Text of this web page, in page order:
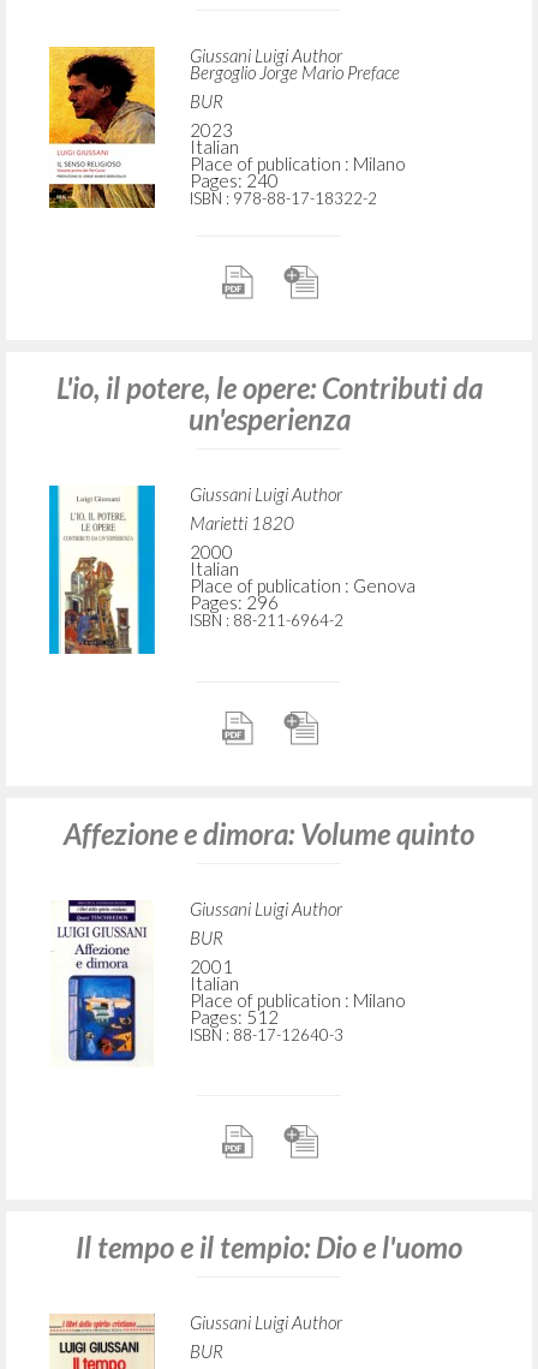
Giussani Luigi Author
Bergoglio Jorge Mario Preface
BUR
2023
Italian
Place of publication : Milano
Pages: 240
ISBN : 978-88-17-18322-2
L'io, il potere, le opere: Contributi da
un'esperienza
Giussani Luigi Author
Marietti 1820
2000
Italian
Place of publication : Genova
Pages: 296
ISBN : 88-211-6964-2
Affezione e dimora: Volume quinto
Giussani Luigi Author
BUR
2001
Italian
Place of publication : Milano
Pages: 512
ISBN : 88-17-12640-3
Il tempo e il tempio: Dio e l'uomo
Giussani Luigi Author
BUR